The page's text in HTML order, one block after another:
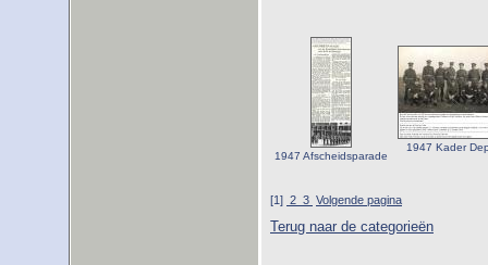
1947 Afscheidsparade
1947 Kader
[1] 2 3 Volgende pagina
Terug naar de categorieën